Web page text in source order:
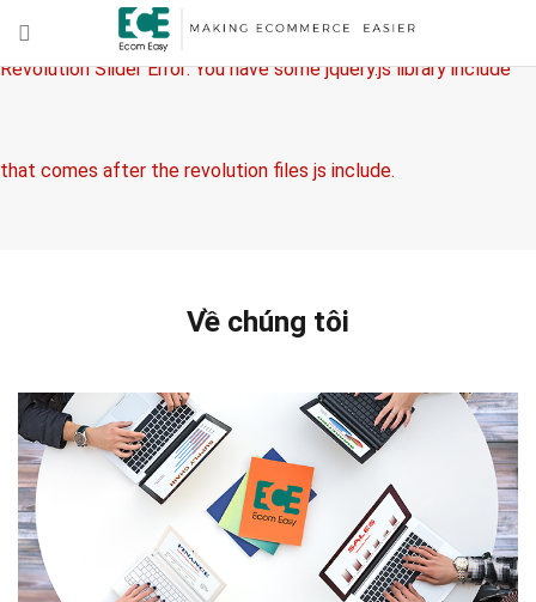
Revolution Slider Error: You have some jquery.js library include
that comes after the revolution files js include.
To fix it you can:
Về chúng tôi